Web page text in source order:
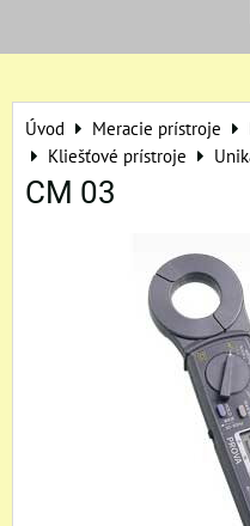
Úvod Meracie prístroje
Kliešťové prístroje
CM 03